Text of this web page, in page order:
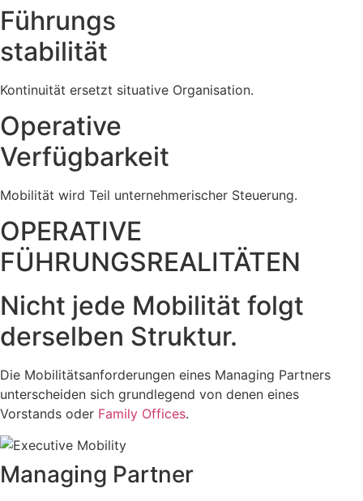
Führungs
stabilität
Kontinuität ersetzt situative Organisation.
Operative
Verfügbarkeit
Mobilität wird Teil unternehmerischer Steuerung.
OPERATIVE
FÜHRUNGSREALITÄTEN
Nicht jede Mobilität folgt
derselben Struktur.
Die Mobilitätsanforderungen eines Managing Partners
unterscheiden sich grundlegend von denen eines
Vorstands oder Family Offices.
Managing Partner